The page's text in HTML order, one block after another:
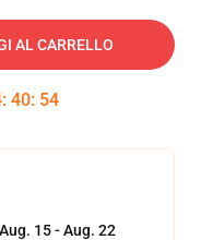
AL CARRELLO
: 40: 54
Aug. 15 - Aug. 22